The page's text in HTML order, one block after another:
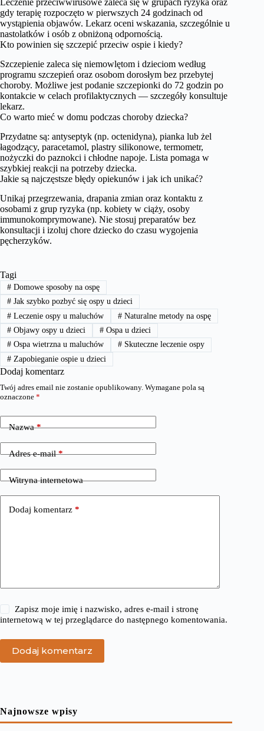
Leczenie przeciwwirusowe zaleca się w grupach ryzyka oraz
gdy terapię rozpoczęto w pierwszych 24 godzinach od
wystąpienia objawów. Lekarz oceni wskazania, szczególnie u
nastolatków i osób z obniżoną odpornością.
Kto powinien się szczepić przeciw ospie i kiedy?
Szczepienie zaleca się niemowlętom i dzieciom według
programu szczepień oraz osobom dorosłym bez przebytej
choroby. Możliwe jest podanie szczepionki do 72 godzin po
kontakcie w celach profilaktycznych — szczegóły konsultuje
lekarz.
Co warto mieć w domu podczas choroby dziecka?
Przydatne są: antyseptyk (np. octenidyna), pianka lub żel
łagodzący, paracetamol, plastry silikonowe, termometr,
nożyczki do paznokci i chłodne napoje. Lista pomaga w
szybkiej reakcji na potrzeby dziecka.
Jakie są najczęstsze błędy opiekunów i jak ich unikać?
Unikaj przegrzewania, drapania zmian oraz kontaktu z
osobami z grup ryzyka (np. kobiety w ciąży, osoby
immunokomprymowane). Nie stosuj preparatów bez
konsultacji i izoluj chore dziecko do czasu wygojenia
pęcherzyków.
Tagi
#Domowe sposoby na ospę
#Jak szybko pozbyć się ospy u dzieci
#Leczenie ospy u maluchów #Naturalne metody na ospę
#Objawy ospy u dzieci #Ospa u dzieci
#Ospa wietrzna u maluchów #Skuteczne leczenie ospy
#Zapobieganie ospie u dzieci
Dodaj komentarz
Twój adres email nie zostanie opublikowany. Wymagane pola są
oznaczone *
Nazwa*
Adres e-mail*
Witryna internetowa
Dodaj komentarz *
Zapisz moje imię i nazwisko, adres e-mail i stronę
internetową w tej przeglądarce do następnego komentowania.
Dodaj komentarz
Najnowsze wpisy